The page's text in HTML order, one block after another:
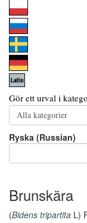
Gör ett urval i
Ryska (Russian)
Brunskära
(Bidens tripartita L)